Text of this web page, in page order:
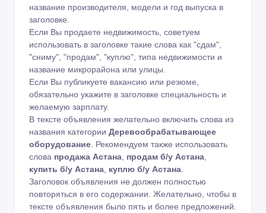
название производителя, модели и год выпуска в
заголовке.
Если Вы продаете недвижимость, советуем
использовать в заголовке такие слова как "сдам",
"сниму", "продам", "куплю", типа недвижимости и
название микрорайона или улицы.
Если Вы публикуете вакансию или резюме,
обязательно укажите в заголовке специальность и
желаемую зарплату.
В тексте объявления желательно включить слова из
названия категории Деревообрабатывающее
оборудование . Рекомендуем также использовать
слова продажа Астана продам б/у Астана
купить б/у Астана куплю б/у Астана
Заголовок объявления не должен полностью
повторяться в его содержании. Желательно, чтобы в
тексте объявления было пять и более предложений.